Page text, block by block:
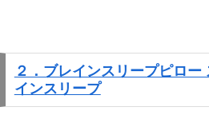
２．ブレインスリープピロー
インスリープ